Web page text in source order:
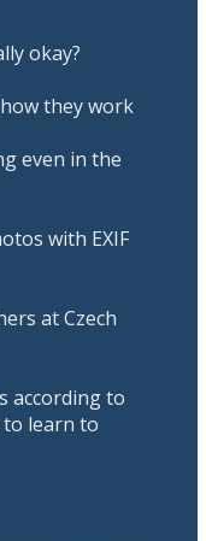
okay?
they work
even in the
with EXIF
at Czech
according to
to learn to